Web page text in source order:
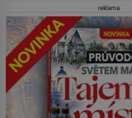
reklama